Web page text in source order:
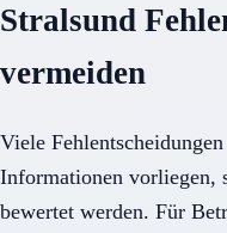
Stralsund
vermeiden
Viele
Informationen vorliegen,
bewertet werden. Für